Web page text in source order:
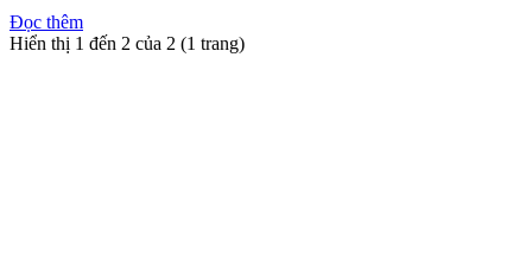
Đọc thêm
Hiển thị 1 đến 2 của 2 (1 trang)